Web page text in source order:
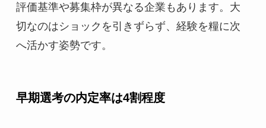
評価基準や募集枠が異なる企業もあります。大
切なのはショックを引きずらず、経験を糧に次
へ活かす姿勢です。
早期選考の内定率は4割程度